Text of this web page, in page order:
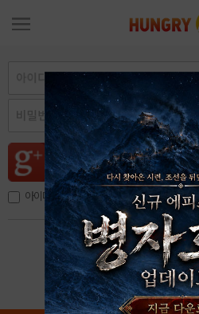
아이디, 이메일 저장
아이디 / 비밀번호 찾기